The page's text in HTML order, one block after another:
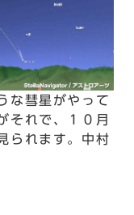
な彗星がやって
それで、１０月
られます。中村